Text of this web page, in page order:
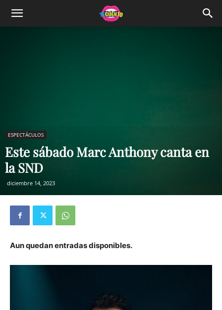
ESPECTÁCULOS
Este sábado Marc Anthony canta en
la SND
diciembre 14, 2023
Aun quedan entradas disponibles.